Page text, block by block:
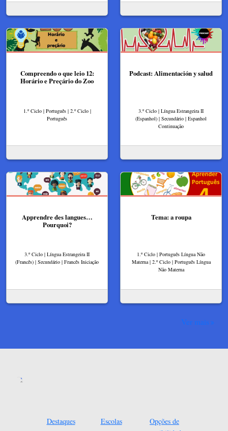
Compreendo o que leio 12:
Horário e Preçário do Zoo
1.º Ciclo | Português | 2.º Ciclo |
Português
Podcast: Alimentación y salud
3.º Ciclo | Língua Estrangeira II
(Espanhol) | Secundário | Espanhol
Continuação
Apprendre des langues…
Pourquoi?
3.º Ciclo | Língua Estrangeira II
(Francês) | Secundário | Francês Iniciação
Tema: a roupa
1.º Ciclo | Português Língua Não
Materna | 2.º Ciclo | Português Língua
Não Materna
Ver mais
Destaques Escolas
Opções de